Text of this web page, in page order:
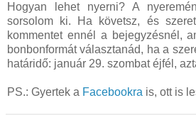
Hogyan lehet nyerni? A
sorsolom ki. Ha követsz, és
kommentet ennél a bejegyzésnél,
bonbonformát választanád, ha a
határidő: január 29. szombat éjfél,
PS.: Gyertek a Facebookra is, ott is